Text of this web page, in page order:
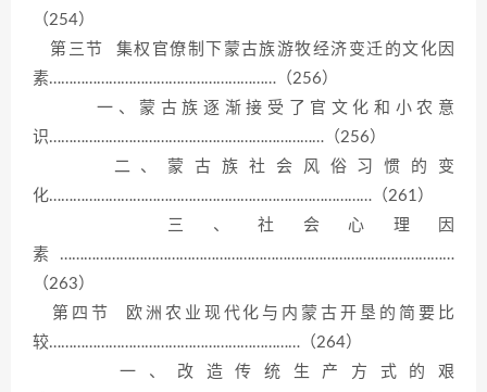
（254）
第三节 集权官僚制下蒙古族游牧经济变迁的文化因
素…………………………………………………（256）
一、蒙古族逐渐接受了官文化和小农意
识……………………………………………………………（256）
二、蒙古族社会风俗习惯的变
化………………………………………………………………………（261）
三、社会心理因
素………………………………………………………………………………………
（263）
第四节 欧洲农业现代化与内蒙古开垦的简要比
较………………………………………………………（264）
一、改造传统生产方式的艰